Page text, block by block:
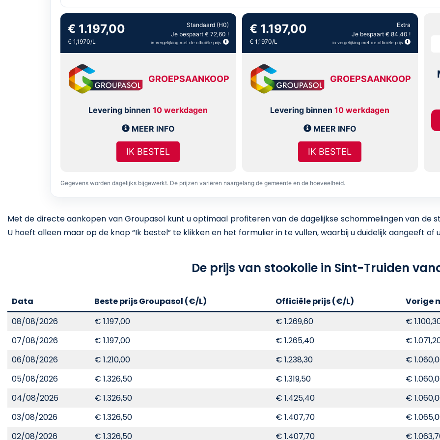
€ 1.197,00
€ 1,1970/L
Standaard (H0)
Je bespaart € 72,60 !
in vergelijking met de officiële prijs
GROEPSAANKOOP
Levering binnen10 werkdagen
MEER INFO
IK BESTEL
€ 1.197,00
€ 1,1970/L
Extra
Je bespaart € 84,40 !
in vergelijking met de officiële prijs
GROEPSAANKOOP
Levering binnen10 werkdagen
MEER INFO
IK BESTEL
Gegevens worden dagelijks bijgewerkt. De prijzen variëren naargelang de gemeente en de hoeveelheid.
Met de directe aankopen van Groupasol kunt u optimaal profiteren van de dagelijkse schommelingen van de
U hoeft alleen maar op de knop “Ik bestel” te klikken en het formulier in te vullen, waarbij u duidelijk aangeeft of
De prijs van stookolie in Sint-Truiden
Data Beste prijs Groupasol (€/L) Officiële prijs (€/L)
Vorige
08/08/2026
€ 1.197,00 € 1.269,60
€
07/08/2026
€ 1.197,00 € 1.265,40
€
06/08/2026
€ 1.210,00 € 1.238,30
€
05/08/2026
€ 1.326,50 € 1.319,50
€
04/08/2026
€ 1.326,50 € 1.425,40
€
03/08/2026
€ 1.326,50 € 1.407,70
€
02/08/2026
€ 1.326,50 € 1.407,70 €